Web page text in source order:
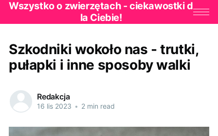
Wszystko o zwierzętach - ciekawostki d
la Ciebie!
Szkodniki wokoło nas - trutki,
pułapki i inne sposoby walki
Redakcja
16 lis 2023 • 2 min read